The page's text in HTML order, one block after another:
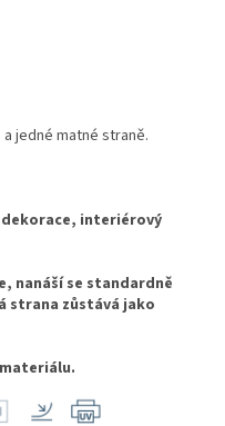
jedné matné straně.
dekorace, interiérový
nanáší se standardně
strana zůstává jako